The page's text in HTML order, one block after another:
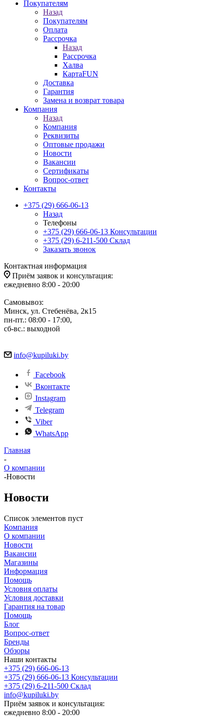
Покупателям
Назад
Покупателям
Оплата
Рассрочка
Назад
Рассрочка
Халва
КартаFUN
Доставка
Гарантия
Замена и возврат товара
Компания
Назад
Компания
Реквизиты
Оптовые продажи
Новости
Вакансии
Сертификаты
Вопрос-ответ
Контакты
+375 (29) 666-06-13
Назад
Телефоны
+375 (29) 666-06-13 Консультации
+375 (29) 6-211-500 Склад
Заказать звонок
Контактная информация
Приём заявок и консультация:
ежедневно 8:00 - 20:00
Самовывоз:
Минск, ул. Стебенёва, 2к15
пн-пт.: 08:00 - 17:00,
сб-вс.: выходной
info@kupiluki.by
Facebook
Вконтакте
Instagram
Telegram
Viber
WhatsApp
Главная
-
О компании
-Новости
Новости
Список элементов пуст
Компания
О компании
Новости
Вакансии
Магазины
Информация
Помощь
Условия оплаты
Условия доставки
Гарантия на товар
Помощь
Блог
Вопрос-ответ
Бренды
Обзоры
Наши контакты
+375 (29) 666-06-13
+375 (29) 666-06-13 Консультации
+375 (29) 6-211-500 Склад
info@kupiluki.by
Приём заявок и консультация:
ежедневно 8:00 - 20:00